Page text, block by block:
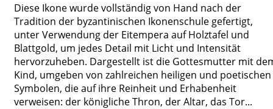
Diese Ikone wurde vollständig von Hand nach der
Tradition der byzantinischen Ikonenschule gefertigt,
unter Verwendung der Eitempera auf Holztafel und
Blattgold, um jedes Detail mit Licht und Intensität
hervorzuheben. Dargestellt ist die Gottesmutter mit
Kind, umgeben von zahlreichen heiligen und poetischen
Symbolen, die auf ihre Reinheit und Erhabenheit
verweisen: der königliche Thron, der Altar, das Tor...